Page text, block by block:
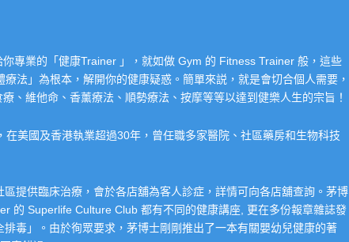
專業的「健康Trainer 」，就如做 Gym 的 Fitness Trainer 般，這些
法」為根本，解開你的健康疑惑。簡單來説，就是會切合個人需要，
、維他命、香薰療法、順勢療法、按摩等等以達到健樂人生的宗旨！
美國及香港執業超過30年，曾任職多家醫院、社區藥房和生物科技
提供臨床治療，會於各店舖為客人診症，詳情可向各店舖查詢。茅博
的 Superlife Culture Club 都有不同的健康講座, 更在多份報章雜誌發
毒」。由於徇眾要求，茅博士剛剛推出了一本有關嬰幼兒健康的著